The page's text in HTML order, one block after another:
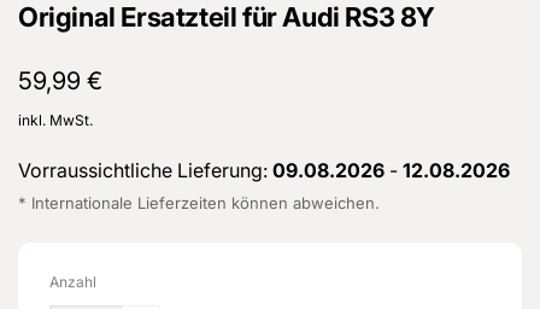
Original Ersatzteil für Audi RS3 8Y
Normaler
Preis
59,99 €
inkl. MwSt.
Vorraussichtliche Lieferung: 09.08.2026 - 12.08.2026
* Internationale Lieferzeiten können abweichen.
Anzahl